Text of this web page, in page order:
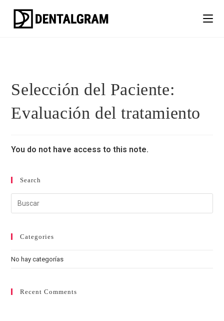
Selección del Paciente:
Evaluación del tratamiento
You do not have access to this note.
Search
Categories
No hay categorías
Recent Comments